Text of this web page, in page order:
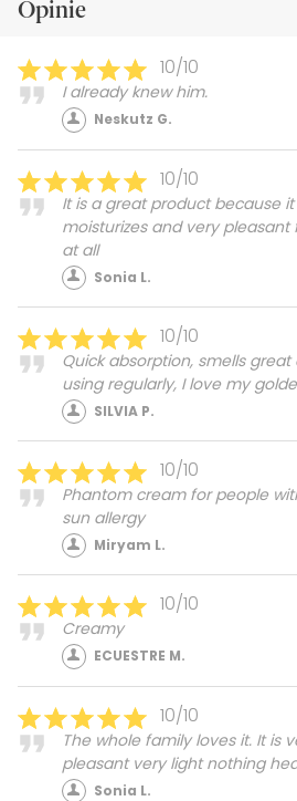
Opinie
10/10
I already knew him.
Neskutz G.
10/10
It is a great product because
moisturizes and very pleasant
at all
Sonia L.
10/10
Quick absorption, smells
using regularly, I love my
SILVIA P.
10/10
Phantom cream for people
sun allergy
Miryam L.
10/10
Creamy
ECUESTRE M.
10/10
The whole family loves it. It is
pleasant very light nothing
Sonia L.